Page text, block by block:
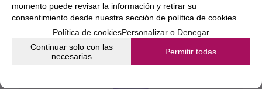
momento puede revisar la información y retirar su
consentimiento desde nuestra sección de política de cookies.
Política de cookiesPersonalizar o Denegar
Continuar solo con las
necesarias
Permitir todas